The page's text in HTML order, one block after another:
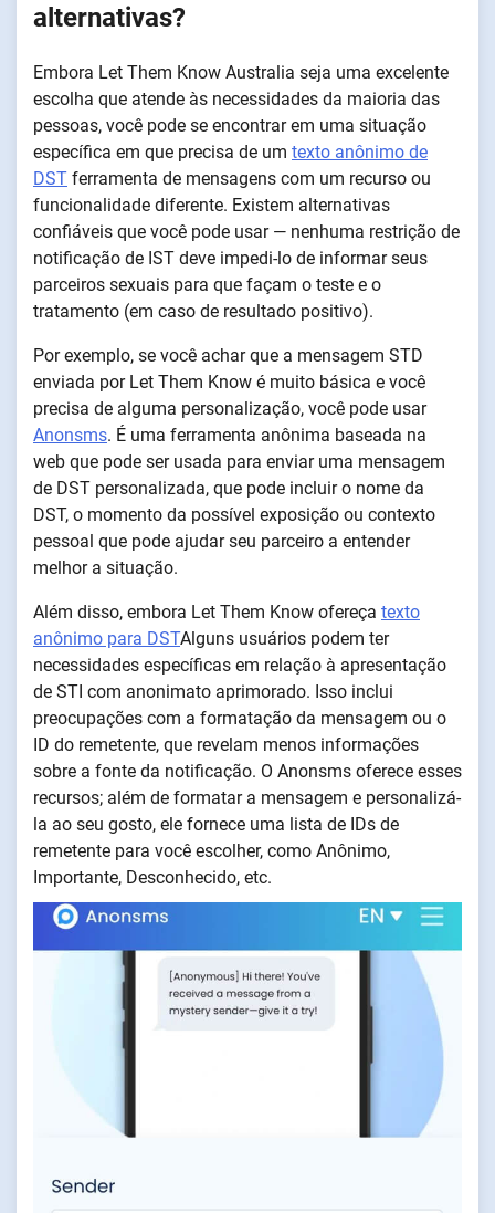
alternativas?
Embora Let Them Know Australia seja uma excelente
escolha que atende às necessidades da maioria das
pessoas, você pode se encontrar em uma situação
específica em que precisa de um texto anônimo de
DST ferramenta de mensagens com um recurso ou
funcionalidade diferente. Existem alternativas
confiáveis que você pode usar — nenhuma restrição de
notificação de IST deve impedi-lo de informar seus
parceiros sexuais para que façam o teste e o
tratamento (em caso de resultado positivo).
Por exemplo, se você achar que a mensagem STD
enviada por Let Them Know é muito básica e você
precisa de alguma personalização, você pode usar
Anonsms. É uma ferramenta anônima baseada na
web que pode ser usada para enviar uma mensagem
de DST personalizada, que pode incluir o nome da
DST, o momento da possível exposição ou contexto
pessoal que pode ajudar seu parceiro a entender
melhor a situação.
Além disso, embora Let Them Know ofereça texto
anônimo para DSTAlguns usuários podem ter
necessidades específicas em relação à apresentação
de STI com anonimato aprimorado. Isso inclui
preocupações com a formatação da mensagem ou o
ID do remetente, que revelam menos informações
sobre a fonte da notificação. O Anonsms oferece esses
recursos; além de formatar a mensagem e personalizá-
la ao seu gosto, ele fornece uma lista de IDs de
remetente para você escolher, como Anônimo,
Importante, Desconhecido, etc.